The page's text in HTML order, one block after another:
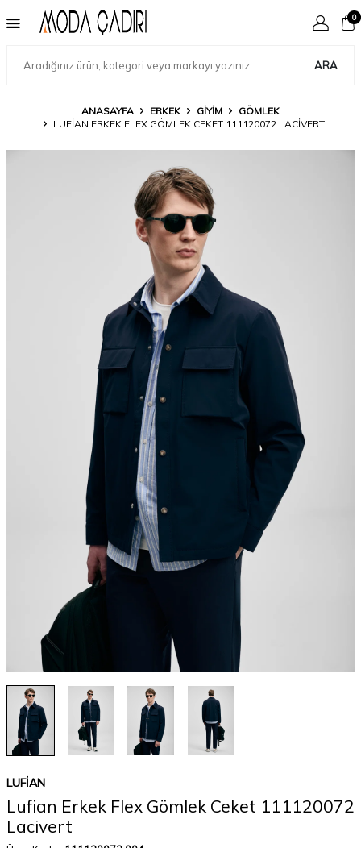
ARA
0
ANASAYFA ERKEK GIYIM
GÖMLEK
LUFIAN ERKEK FLEX GÖMLEK CEKET 111120072 LACIVERT
LUFIAN
Lufian Erkek Flex Gömlek Ceket 111120072
Lacivert